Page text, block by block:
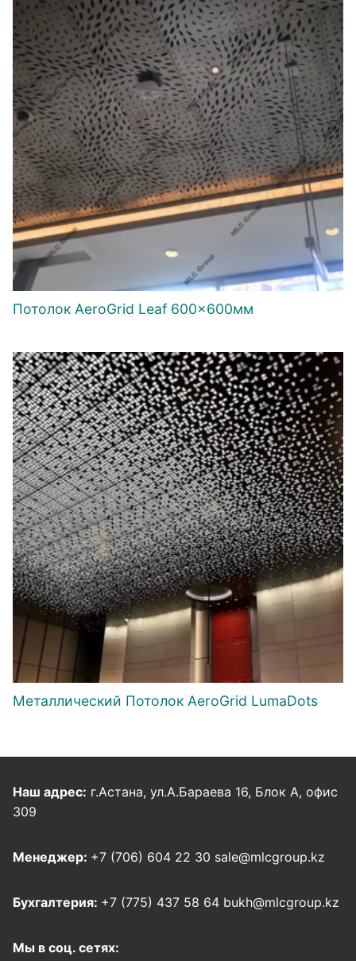
Потолок AeroGrid Leaf 600×600мм
Металлический Потолок AeroGrid LumaDots
Наш адрес: г.Астана, ул.А.Бараева 16, Блок А, офис
309
Менеджер: +7 (706) 604 22 30 sale@mlcgroup.kz
Бухгалтерия: +7 (775) 437 58 64 bukh@mlcgroup.kz
Мы в соц. сетях: